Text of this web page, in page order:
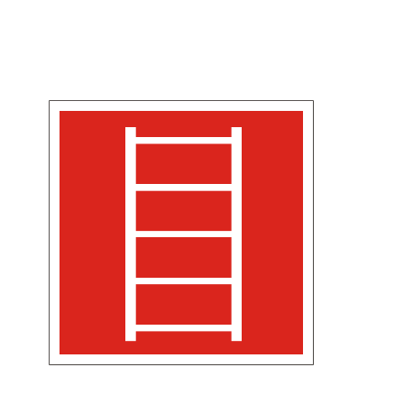
Передвижные заградительные знаки
Сигнальные гирлянды и фонари